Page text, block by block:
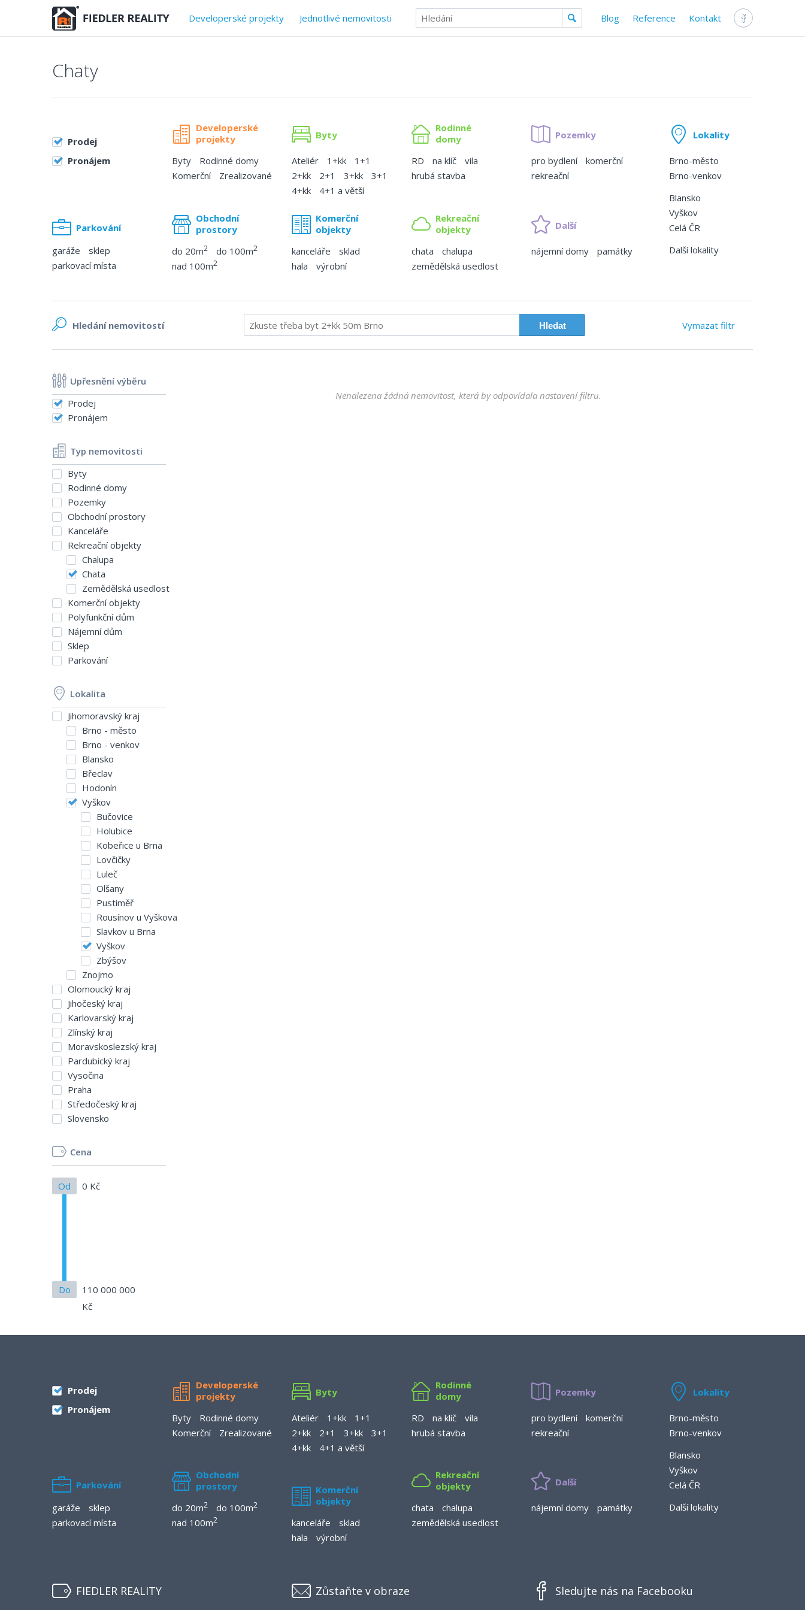
Developerské projekty Jednotlivé nemovitosti Blog Reference Kontakt
Chaty
Parkování
garáže
sklep
parkovací místa
Developerské
projekty
Byty
Rodinné domy
Komerční
Zrealizované
Obchodní
prostory
do 20m2 do 100m2
nad 100m2
Byty
Ateliér 1+kk
1+1
2+kk
2+1 3+kk
3+1
4+kk
4+1 a větší
Komerční
objekty
kanceláře
sklad
hala
výrobní
Rodinné
domy
RD
na klíč
vila
hrubá stavba
Rekreační
objekty
chata
chalupa
zemědělská usedlost
Pozemky
pro bydlení
komerční
rekreační
Další
nájemní domy památky
Prodej
Pronájem
Lokality
Brno-město
Brno-venkov
Blansko
Vyškov
Celá ČR
Další lokality
Hledánínemovitostí Vymazat filtr
Upřesnění výběru
Prodej
Pronájem
Typ nemovitosti
Byty
Rodinné domy
Pozemky
Obchodní prostory
Kanceláře
Rekreační objekty
Chalupa
Chata
Zemědělská usedlost
Komerční objekty
Polyfunkční dům
Nájemní dům
Sklep
Parkování
Lokalita
Jihomoravský kraj
Brno - město
Brno - venkov
Blansko
Břeclav
Hodonín
Vyškov
Bučovice
Holubice
Kobeřice u Brna
Lovčičky
Luleč
Olšany
Pustiměř
Rousínov u Vyškova
Slavkov u Brna
Vyškov
Zbýšov
Znojmo
Olomoucký kraj
Jihočeský kraj
Karlovarský kraj
Zlínský kraj
Moravskoslezský kraj
Pardubický kraj
Vysočina
Praha
Středočeský kraj
Slovensko
Cena
Od 0 Kč
Do
110 000 000
Kč
Nenalezena žádná nemovitost, která by odpovídala nastavení filtru.
Parkování
garáže
sklep
parkovací místa
Developerské
projekty
Byty
Rodinné domy
Komerční
Zrealizované
Obchodní
prostory
do 20m2 do 100m2
nad 100m2
Byty
Ateliér 1+kk
1+1
2+kk
2+1 3+kk
3+1
4+kk
4+1 a větší
Komerční
objekty
kanceláře
sklad
hala
výrobní
Rodinné
domy
RD
na klíč
vila
hrubá stavba
Rekreační
objekty
chata
chalupa
zemědělská usedlost
Pozemky
pro bydlení
komerční
rekreační
Další
nájemní domy památky
Prodej
Pronájem
Lokality
Brno-město
Brno-venkov
Blansko
Vyškov
Celá ČR
Další lokality
FIEDLER REALITY Zůstaňte v obraze Sledujte nás na Facebooku